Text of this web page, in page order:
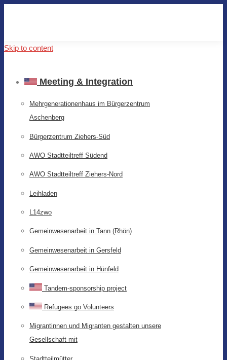
Skip to content
Meeting & Integration
Mehrgenerationenhaus im Bürgerzentrum
Aschenberg
Bürgerzentrum Ziehers-Süd
AWO Stadtteiltreff Südend
AWO Stadtteiltreff Ziehers-Nord
Leihladen
L14zwo
Gemeinwesenarbeit in Tann (Rhön)
Gemeinwesenarbeit in Gersfeld
Gemeinwesenarbeit in Hünfeld
Tandem-sponsorship project
Refugees go Volunteers
Migrantinnen und Migranten gestalten unsere
Gesellschaft mit